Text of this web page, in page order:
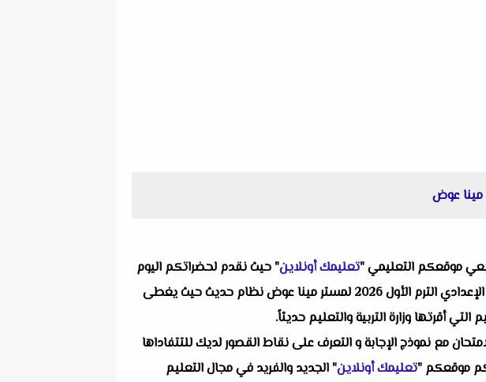
موقعكم التعليمي "تعليمك أونلاين" حيث نقدم لحضراتكم اليوم
واحد من انفراداتنا التعليمية ألا وهو نماذج إسترشادية لإمتحانات عملي علوم الصف الأول الإعدادي الترم الأول 2026 لمستر مينا عوض نظام حديث حيث يغطى
أقرتها وزارة التربية والتعليم حديثاً.
مع نموذج الإجابة و التعرف على نقاط القصور لديك للتتفاداها
لكم موقعكم "تعليمك أونلاين" الجديد والفريد في مجال التعليم